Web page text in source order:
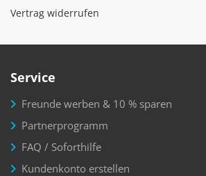
Vertrag widerrufen
Service
Freunde werben & 10 % sparen
Partnerprogramm
FAQ / Soforthilfe
Kundenkonto erstellen